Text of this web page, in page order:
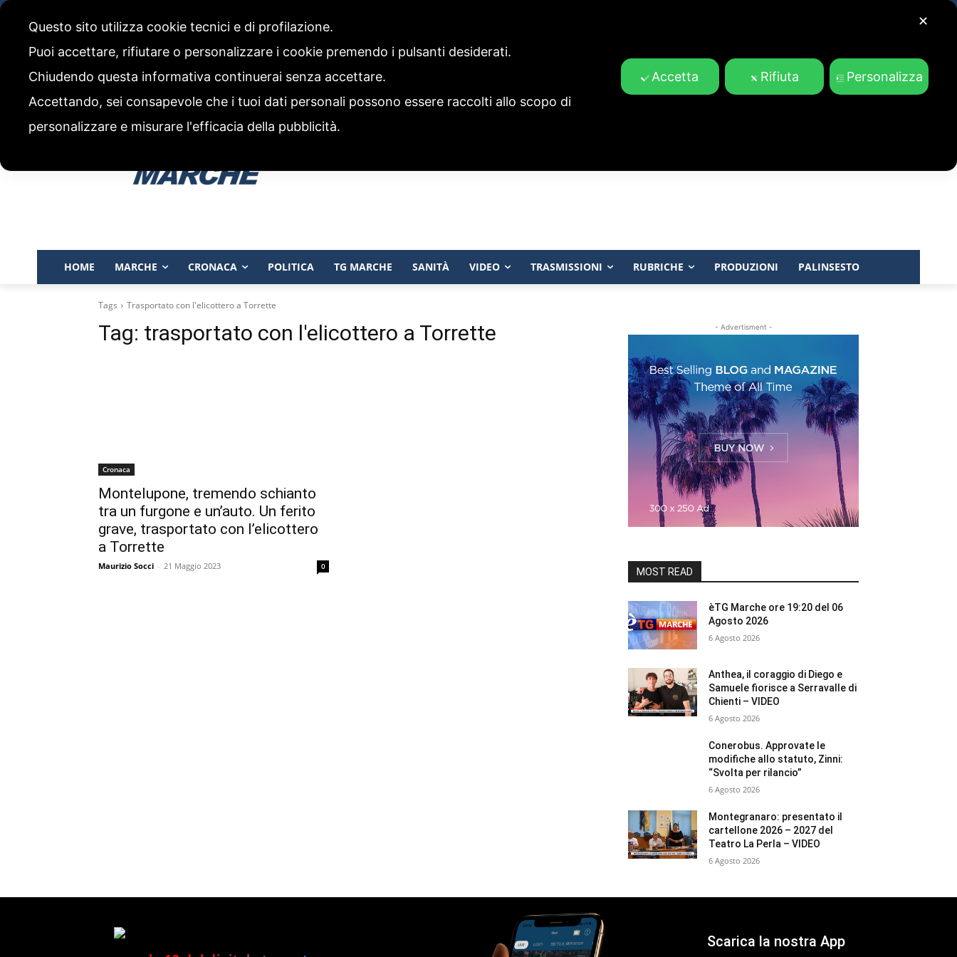
CODICE ETICO E POLITICA EDITORIALE
HOME MARCHE CRONACA POLITICA TG MARCHE SANITÀ VIDEO TRASMISSIONI RUBRICHE PRODUZIONI PALINSESTO
Tags Trasportato con l'elicottero a Torrette
Tag: trasportato con l'elicottero a Torrette
Cronaca
Montelupone, tremendo schianto
tra un furgone e un’auto. Un ferito
grave, trasportato con l’elicottero
a Torrette
Maurizio Socci - 21 Maggio 2023 0
- Advertisment -
MOST READ
èTG Marche ore 19:20 del 06
Agosto 2026
6 Agosto 2026
Anthea, il coraggio di Diego e
Samuele fiorisce a Serravalle di
Chienti – VIDEO
6 Agosto 2026
Conerobus. Approvate le
modifiche allo statuto, Zinni:
“Svolta per rilancio”
6 Agosto 2026
Montegranaro: presentato il
cartellone 2026 – 2027 del
Teatro La Perla – VIDEO
6 Agosto 2026
Scarica la nostra App
✕
Questo sito utilizza cookie tecnici e di profilazione.
Puoi accettare, rifiutare o personalizzare i cookie premendo i pulsanti desiderati.
Chiudendo questa informativa continuerai senza accettare.
Accettando, sei consapevole che i tuoi dati personali possono essere raccolti allo scopo di
personalizzare e misurare l'efficacia della pubblicità.
Accetta Rifiuta Personalizza